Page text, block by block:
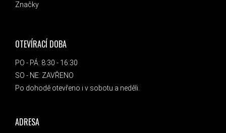
Značky
OTEVÍRACÍ DOBA
PO - PÁ: 8:30 - 16:30
SO - NE: ZAVŘENO
Po dohodě otevřeno i v sobotu a neděli.
ADRESA